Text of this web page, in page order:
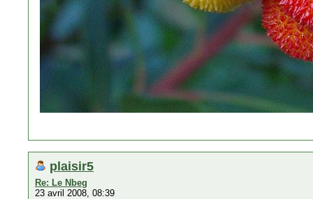
plaisir5
Re: Le Nbeg
23 avril 2008, 08:39